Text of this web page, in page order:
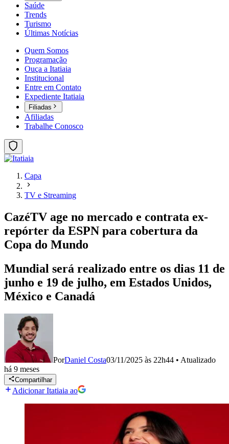
Saúde
Trends
Turismo
Últimas Notícias
Quem Somos
Programação
Ouça a Itatiaia
Institucional
Entre em Contato
Expediente Itatiaia
Filiadas
Afiliadas
Trabalhe Conosco
Capa
TV e Streaming
CazéTV age no mercado e contrata ex-
repórter da ESPN para cobertura da
Copa do Mundo
Mundial será realizado entre os dias 11 de
junho e 19 de julho, em Estados Unidos,
México e Canadá
PorDaniel Costa03/11/2025 às 22h44 • Atualizado
há 9 meses
Compartilhar
Adicionar Itatiaia ao